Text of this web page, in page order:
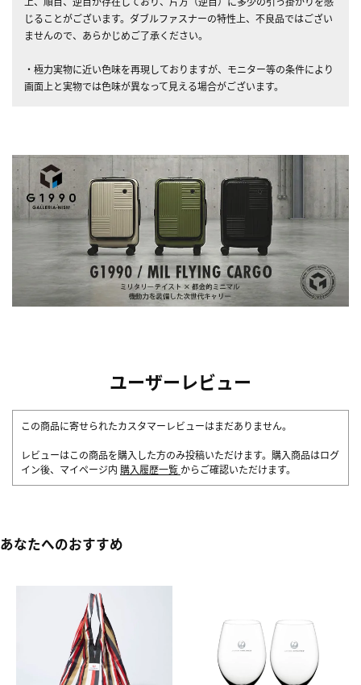
じることがございます。ダブルファスナーの特性上、不良品ではござい
ませんので、あらかじめご了承ください。
・極力実物に近い色味を再現しておりますが、モニター等の条件により
画面上と実物では色味が異なって見える場合がございます。
ユーザーレビュー
この商品に寄せられたカスタマーレビューはまだありません。
レビューはこの商品を購入した方のみ投稿いただけます。購入商品はログ
イン後、マイページ内 購入履歴一覧 からご確認いただけます。
あなたへのおすすめ